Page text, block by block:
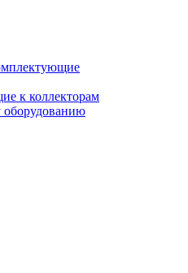
к коллекторам